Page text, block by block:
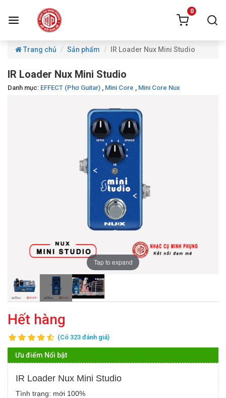
0
Trang chủ Sản phẩm IR Loader Nux Mini Studio
IR Loader Nux Mini Studio
Danh mục: EFFECT (Phơ Guitar) , Mini Core , Mini Core Nux
Tap to expand
Hết hàng
(Có 323 đánh giá)
Ưu điểm Nổi bật
IR Loader Nux Mini Studio
Tình trạng: mới 100%